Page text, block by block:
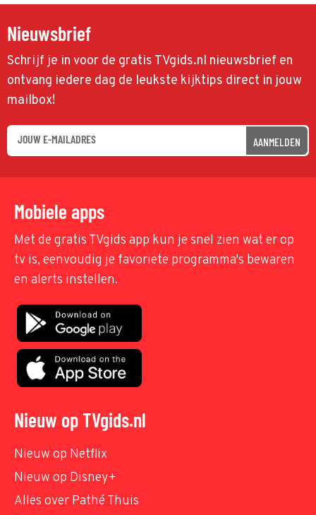
Nieuwsbrief
Schrijf je in voor de gratis TVgids.nl nieuwsbrief en
ontvang iedere dag de leukste kijktips direct in jouw
mailbox!
AANMELDEN
Mobiele apps
Met de gratis TVgids app kun je snel zien wat er op
tv is, eenvoudig je favoriete programma's bewaren
en alerts instellen.
Nieuw op TVgids.nl
Nieuw op Netflix
Nieuw op Disney+
Alles over Pathé Thuis